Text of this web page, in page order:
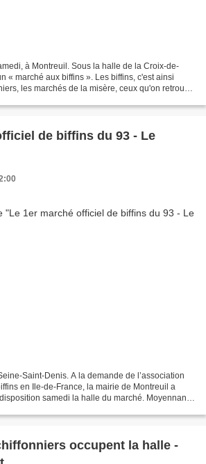
à Montreuil. Sous la halle de la Croix-de-
« marché aux biffins ». Les biffins, c'est ainsi
les marchés de la misère, ceux qu'on retrouve
de biffins du 93 - Le
Saint-Denis. A la demande de l’association
en Ile-de-France, la mairie de Montreuil a
samedi la halle du marché. Moyennant
occupent la halle -